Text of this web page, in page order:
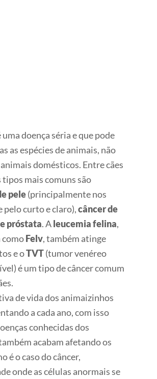
uma doença séria e que pode
as espécies de animais, não
domésticos. Entre cães
tipos mais comuns são
pele(principalmente nos
pelo curto e claro),câncer de
próstata. Aleucemia felina,
comoFelv, também atinge
e oTVT(tumor venéreo
é um tipo de câncer comum
de vida dos animaizinhos
a cada ano, com isso
conhecidas dos
acabam afetando os
é o caso do câncer,
onde as células anormais se